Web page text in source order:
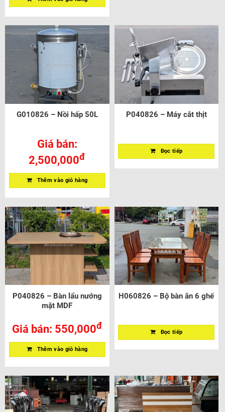
G010826 – Nồi hấp 50L
Giá bán:
2,500,000đ
Thêm vào giỏ hàng
P040826 – Máy cắt thịt
Đọc tiếp
P040826 – Bàn lẩu nướng
mặt MDF
Giá bán: 550,000đ
Thêm vào giỏ hàng
H060826 – Bộ bàn ăn 6 ghế
Đọc tiếp